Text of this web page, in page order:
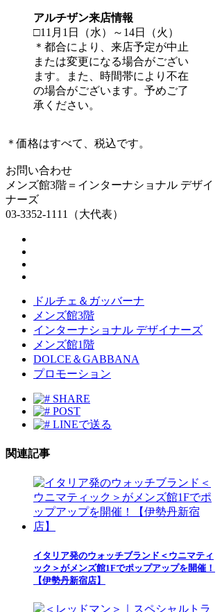
アルチザン来店情報
□11月1日（水）～14日（火）
＊都合により、来店予定が中止
または変更になる場合がござい
ます。また、時間帯により不在
の場合がございます。予めご了
承ください。
＊価格はすべて、税込です。
お問い合わせ
メンズ館3階＝インターナショナル デザイ
ナーズ
03-3352-1111（大代表）
ドルチェ＆ガッバーナ
メンズ館3階
インターナショナル デザイナーズ
メンズ館1階
DOLCE＆GABBANA
プロモーション
SHARE
POST
LINEで送る
関連記事
イタリア発のウォッチブランド＜ウニマティ
ック＞がメンズ館1Fでポップアップを開催！
【伊勢丹新宿店】